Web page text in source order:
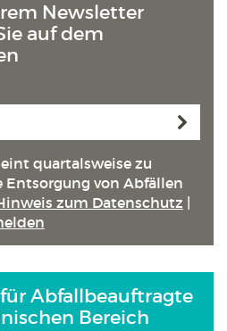
Newsletter
auf dem
quartals­weise zu
Entsorgung von Abfällen
zum Datenschutz
Abfallbeauftragte
Bereich